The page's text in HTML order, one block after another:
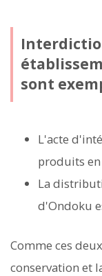
sont
L'acte
produits
La
d'Ondoku
Comme ces
conservation et